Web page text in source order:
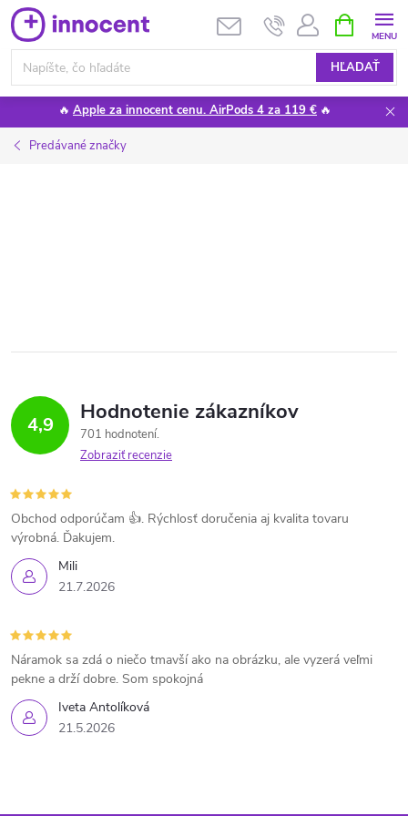
Prejsť
na
obsah
HĽADAŤ
KOŠÍK
🔥 Apple za innocent cenu. AirPods 4 za 119 € 🔥
Predávané značky
4,9 Hodnotenie zákazníkov
701 hodnotení
Zobraziť recenzie
Mili
21.7.2026
Obchod odporúčam 👍. Rýchlosť doručenia aj kvalita tovaru
výrobná. Ďakujem.
Iveta Antolíková
21.5.2026
Náramok sa zdá o niečo tmavší ako na obrázku, ale vyzerá veľmi
pekne a drží dobre. Som spokojná